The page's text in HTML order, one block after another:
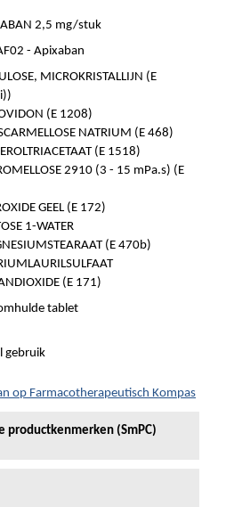
2,5 mg/stuk
- Apixaban
MICROKRISTALLIJN (E
(E 1208)
NATRIUM (E 468)
(E 1518)
2910 (3 - 15 mPa.s) (E
GEEL (E 172)
1-WATER
(E 470b)
(E 171)
tablet
gebruik
op Farmacotherapeutisch Kompas
productkenmerken (SmPC)